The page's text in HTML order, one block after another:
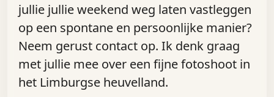
jullie jullie weekend weg laten vastleggen
op een spontane en persoonlijke manier?
Neem gerust contact op. Ik denk graag
met jullie mee over een fijne fotoshoot in
het Limburgse heuvelland.